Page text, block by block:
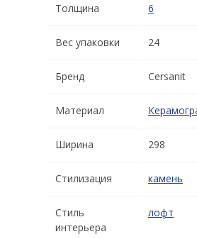
Толщина 6
Вес упаковки 24
Бренд Cersanit
Материал
Ширина 298
Стилизация камень
Стиль
интерьера
лофт